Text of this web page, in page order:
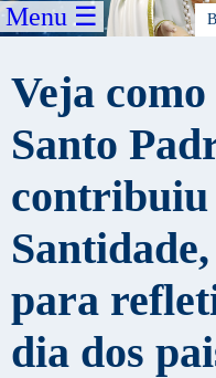
Menu ☰
Veja
Santo
contribuiu
para
dia dos